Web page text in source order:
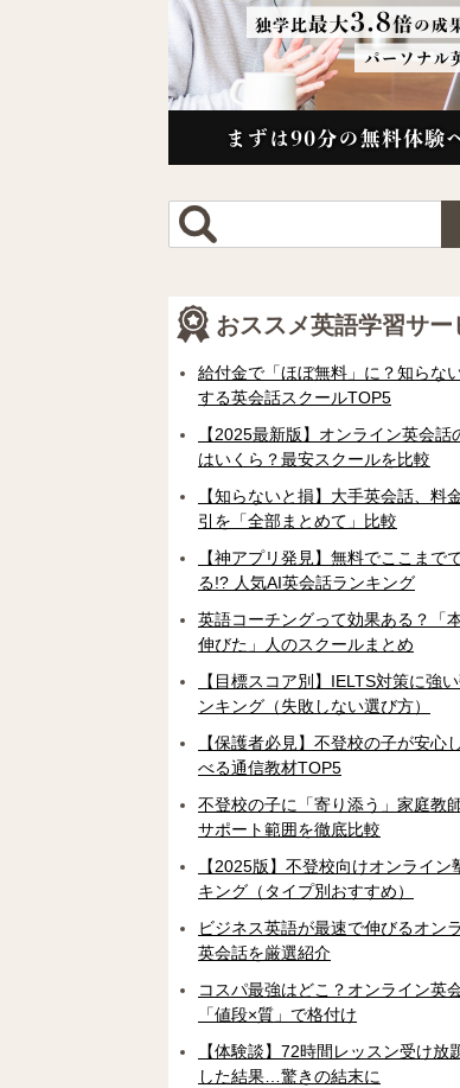
おススメ英語学習サー
給付金で「ほぼ無料」に？知らな
する英会話スクールTOP5
【2025最新版】オンライン英会話
はいくら？最安スクールを比較
【知らないと損】大手英会話、料
引を「全部まとめて」比較
【神アプリ発見】無料でここまで
る!? 人気AI英会話ランキング
英語コーチングって効果ある？「
伸びた」人のスクールまとめ
【目標スコア別】IELTS対策に強
ンキング（失敗しない選び方）
【保護者必見】不登校の子が安心
べる通信教材TOP5
不登校の子に「寄り添う」家庭教
サポート範囲を徹底比較
【2025版】不登校向けオンライン
キング（タイプ別おすすめ）
ビジネス英語が最速で伸びるオン
英会話を厳選紹介
コスパ最強はどこ？オンライン英
「値段×質」で格付け
【体験談】72時間レッスン受け放
した結果…驚きの結末に